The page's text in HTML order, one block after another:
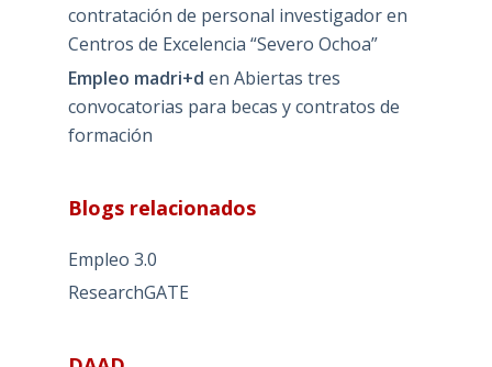
contratación de personal investigador en
Centros de Excelencia “Severo Ochoa”
Empleo madri+d en Abiertas tres
convocatorias para becas y contratos de
formación
Blogs relacionados
Empleo 3.0
ResearchGATE